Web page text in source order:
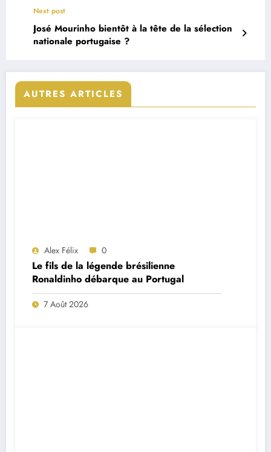
Next post
José Mourinho bientôt à la tête de la sélection
nationale portugaise ?
AUTRES ARTICLES
Alex Félix 0
Le fils de la légende brésilienne
Ronaldinho débarque au Portugal
7 Août 2026